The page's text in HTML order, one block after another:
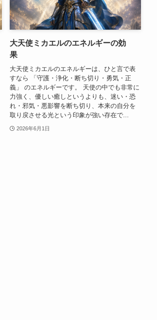
大天使ミカエルのエネルギーの効
果
大天使ミカエルのエネルギーは、ひと言で表
すなら 「守護・浄化・断ち切り・勇気・正
義」 のエネルギーです。 天使の中でも非常に
力強く、優しい癒しというよりも、迷い・恐
れ・邪気・悪影響を断ち切り、本来の自分を
取り戻させる光という印象が強い存在で...
2026年6月1日